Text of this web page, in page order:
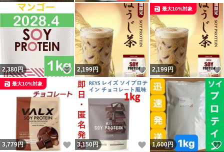
2,380円 いいね！
2,199円 いいね！
2,199円
最大10%対象
3,779円 いいね！
最大10%対象
3,150円 いいね！
1,600円